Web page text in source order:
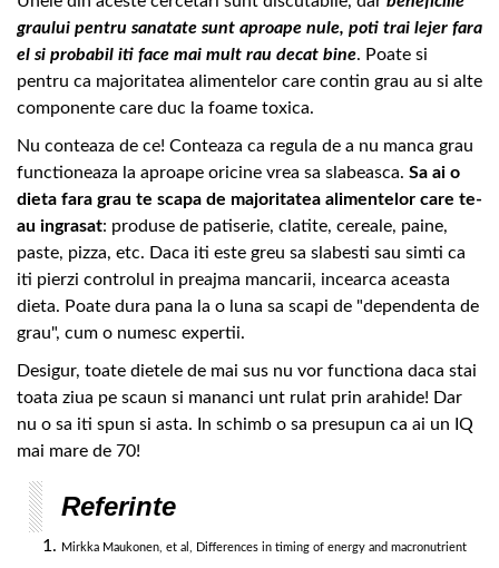
graului pentru sanatate sunt aproape nule, poti trai lejer fara
el si probabil iti face mai mult rau decat bine. Poate si
pentru ca majoritatea alimentelor care contin grau au si alte
componente care duc la foame toxica.
Nu conteaza de ce! Conteaza ca regula de a nu manca grau
functioneaza la aproape oricine vrea sa slabeasca. Sa ai o
dieta fara grau te scapa de majoritatea alimentelor care te-
au ingrasat: produse de patiserie, clatite, cereale, paine,
paste, pizza, etc. Daca iti este greu sa slabesti sau simti ca
iti pierzi controlul in preajma mancarii, incearca aceasta
dieta. Poate dura pana la o luna sa scapi de "dependenta de
grau", cum o numesc expertii.
Desigur, toate dietele de mai sus nu vor functiona daca stai
toata ziua pe scaun si mananci unt rulat prin arahide! Dar
nu o sa iti spun si asta. In schimb o sa presupun ca ai un IQ
mai mare de 70!
Referinte
Mirkka Maukonen, et al, Differences in timing of energy and macronutrient